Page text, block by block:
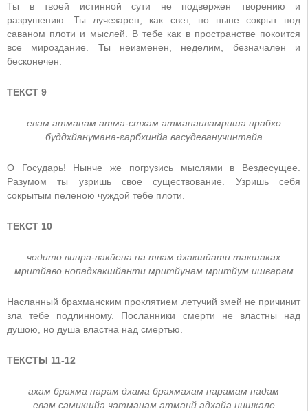
Ты в твоей истинной сути не подвержен творению и
разрушению. Ты лучезарен, как свет, но ныне сокрыт под
саваном плоти и мыслей. В тебе как в пространстве покоится
все мироздание. Ты неизменен, неделим, безначален и
бесконечен.
ТЕКСТ 9
eвам атманам атма-стхам атманаивамриша прабхо
буддхйанумана-гарбхинйа васудeванучинтайа
О Государь! Нынче же погрузись мыслями в Вездесущее.
Разумом ты узришь свое существование. Узришь себя
сокрытым пеленою чуждой тебе плоти.
ТЕКСТ 10
чодито випра-вакйeна на твам дхакшйати такшаках
мритйаво нопадхакшйанти мритйунам мритйум ишварам
Насланный брахманским проклятием летучий змей не причинит
зла тебе подлинному. Посланники смерти не властны над
душою, но душа властна над смертью.
ТЕКСТЫ 11-12
ахам брахма парам дхама брахмахам парамам падам
eвам самикшйа чатманам атманй адхайа нишкалe